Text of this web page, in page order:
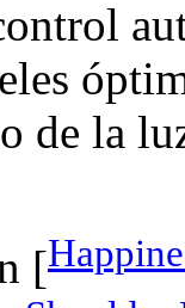
de la
[